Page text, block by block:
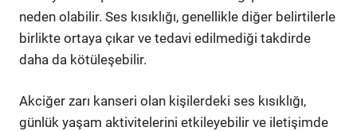
neden olabilir. Ses kısıklığı, genellikle diğer belirtilerle
birlikte ortaya çıkar ve tedavi edilmediği takdirde
daha da kötüleşebilir.
Akciğer zarı kanseri olan kişilerdeki ses kısıklığı,
günlük yaşam aktivitelerini etkileyebilir ve iletişimde